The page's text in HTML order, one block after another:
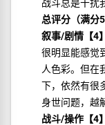
战斗总是干扰
总评分（满分5
叙事/剧情【4
很明显能感觉
人色彩。但在
下，依然有很
身世问题，越
战斗/操作【4